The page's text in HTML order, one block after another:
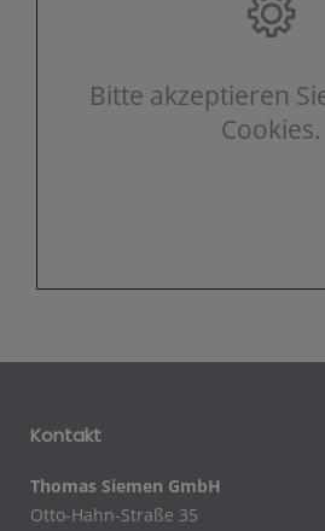
Bitte akzeptieren
Cookies.
Kontakt
Thomas Siemen GmbH
Otto-Hahn-Straße 35